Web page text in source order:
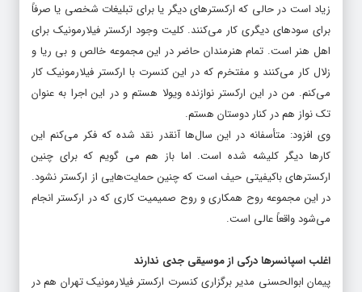
زیاد است در حالی که ارکسترهای دیگر یا برای تبلیغات شخصی یا صرفاً
برای سودهای دیگری کار می‌کنند. کلیت وجود ارکستر فیلارمونیک برای
اهل هنر است. تمام هنرمندان حاضر در این مجموعه خالص و بی ریا و
زلال کار می‌کنند و مفتخرم که در این کنسرت با ارکستر فیلارمونیک کار
می‌کنم. من در این ارکستر نوازنده ویولا هستم و در این اجرا به عنوان
تک نواز هم در کنار دوستان هستم.
وی افزود: متأسفانه در این سال‌ها آنقدر نقد شده که فکر می‌کنم این
کارها دیگر کلیشه شده است. اما باز هم می گویم که برای چنین
ارکسترهای باکیفیتی حیف است که چنین حمایت‌هایی از ارکستر نشود.
در این مجموعه روح همکاری و روح صمیمیت کاری که در ارکستر انجام
می‌شود واقعاً عالی است.
اغلب اسپانسرها درکی از موسیقی جدی ندارند
پیمان ابوالحسنی مدیر برگزاری کنسرت ارکستر فیلارمونیک تهران هم در